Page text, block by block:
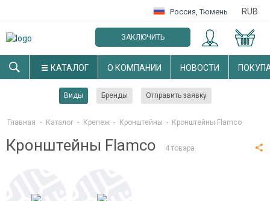
Россия,Тюмень RUB
ЗАКЛЮЧИТЬ
ОПТОВЫЙ ДОГОВОР
КАТАЛОГ О КОМПАНИИ НОВОСТИ
Виды Бренды Отправить заявку
Главная - Каталог - Крепеж - Кронштейны - Кронштейны Flamco
Кронштейны Flamco 4 товара